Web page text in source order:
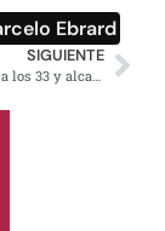
Ebrard
SIGUIENTE
#Opinión: Morir a los 33 y alcanzar la inmortalidad o Ramón López Velarde